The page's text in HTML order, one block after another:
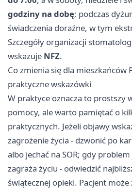
godziny na dobę; podczas
świadczenia doraźne, w tym
Szczegóły organizacji
wskazuje NFZ.
Co zmienia się dla mieszkańców
praktyczne wskazówki
W praktyce oznacza to prostszy
pomocy, ale warto pamiętać o
praktycznych. Jeżeli objawy
zagrożenie życia - dzwonić po
albo jechać na SOR; gdy problem
zagraża życiu - odwiedzić
świątecznej opieki. Pacjent może